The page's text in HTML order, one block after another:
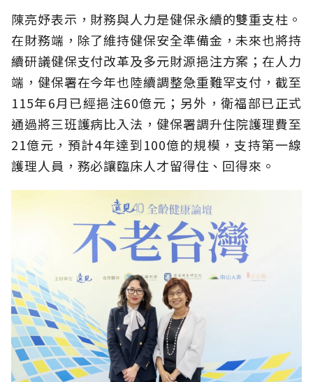
陳亮妤表示，財務與人力是健保永續的雙重支柱。
在財務端，除了維持健保安全準備金，未來也將持
續研議健保支付改革及多元財源挹注方案；在人力
端，健保署在今年也陸續調整急重難罕支付，截至
115年6月已經挹注60億元；另外，衛福部已正式
通過將三班護病比入法，健保署調升住院護理費至
21億元，預計4年達到100億的規模，支持第一線
護理人員，務必讓臨床人才留得住、回得來。